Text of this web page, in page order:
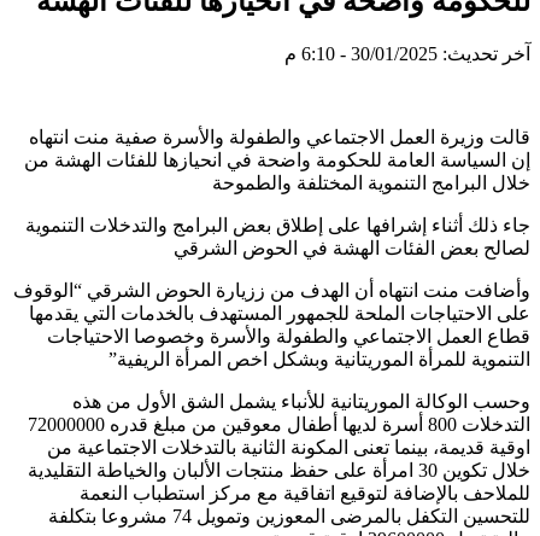
آخر تحديث: 30/01/2025 - 6:10 م
قالت وزيرة العمل الاجتماعي والطفولة والأسرة صفية منت انتهاه
إن السياسة العامة للحكومة واضحة في انحيازها للفئات الهشة من
خلال البرامج التنموية المختلفة والطموحة
جاء ذلك أثناء إشرافها على إطلاق بعض البرامج والتدخلات التنموية
لصالح بعض الفئات الهشة في الحوض الشرقي
وأضافت منت انتهاه أن الهدف من ززيارة الحوض الشرقي “الوقوف
على الاحتياجات الملحة للجمهور المستهدف بالخدمات التي يقدمها
قطاع العمل الاجتماعي والطفولة والأسرة وخصوصا الاحتياجات
التنموية للمرأة الموريتانية وبشكل اخص المرأة الريفية”
وحسب الوكالة الموريتانية للأنباء يشمل الشق الأول من هذه
التدخلات 800 أسرة لديها أطفال معوقين من مبلغ قدره 72000000
اوقية قديمة، بينما تعنى المكونة الثانية بالتدخلات الاجتماعية من
خلال تكوين 30 امرأة على حفظ منتجات الألبان والخياطة التقليدية
للملاحف بالإضافة لتوقيع اتفاقية مع مركز استطباب النعمة
للتحسين التكفل بالمرضى المعوزين وتمويل 74 مشروعا بتكلفة